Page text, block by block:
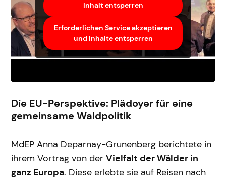
Inhalt entsperren
Erforderlichen Service akzeptieren
und Inhalte entsperren
Die EU-Perspektive: Plädoyer für eine
gemeinsame Waldpolitik
MdEP Anna Deparnay-Grunenberg berichtete in
ihrem Vortrag von derVielfalt der Wälder in
ganz Europa. Diese erlebte sie auf Reisen nach